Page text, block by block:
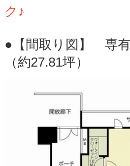
ク♪
●【間取り図】 専有
（約27.81坪）